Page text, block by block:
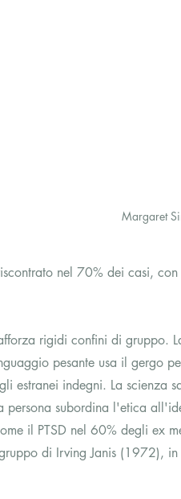
Margaret
nel 70% dei casi,
rigidi confini di gruppo.
pesante usa il gergo
estranei indegni. La scienza
persona subordina l'etica
il PTSD nel 60% degli ex
di Irving Janis (1972),